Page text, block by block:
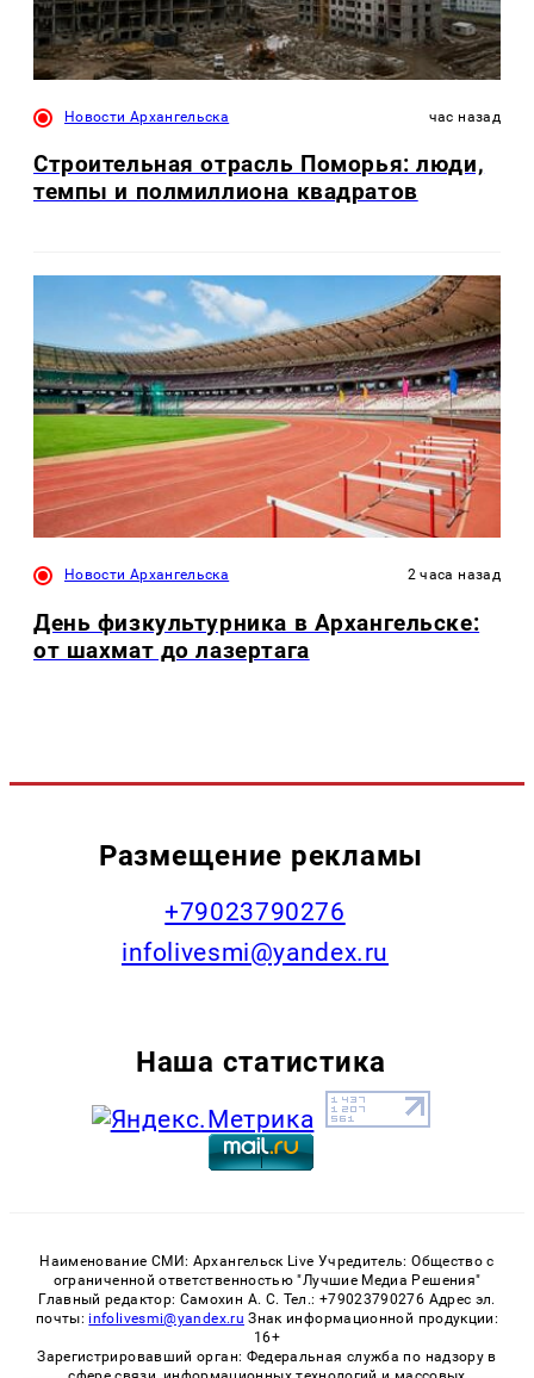
Новости Архангельска час назад
Строительная отрасль Поморья: люди,
темпы и полмиллиона квадратов
Новости Архангельска 2 часа назад
День физкультурника в Архангельске:
от шахмат до лазертага
Размещение рекламы
+79023790276
infolivesmi@yandex.ru
Наша статистика
Наименование СМИ: Архангельск Live Учредитель: Общество с
ограниченной ответственностью "Лучшие Медиа Решения"
Главный редактор: Самохин А. С. Тел.: +79023790276 Адрес эл.
почты: infolivesmi@yandex.ru Знак информационной продукции:
16+
Зарегистрировавший орган: Федеральная служба по надзору в